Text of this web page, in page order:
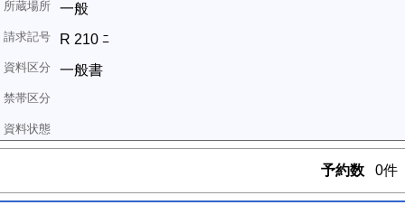
一般
R 210 ﾆ
一般書
予約数 0件